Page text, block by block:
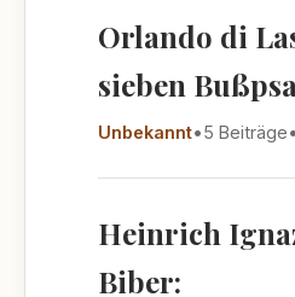
Orlando di
sieben
Unbekannt•5 Beiträge•
Heinrich
Biber: